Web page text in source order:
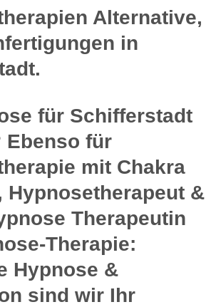
Alternative,
in
für Schifferstadt
Ebenso für
mit Chakra
Hypnosetherapeut &
Therapeutin
Therapie:
Hypnose &
sind wir Ihr